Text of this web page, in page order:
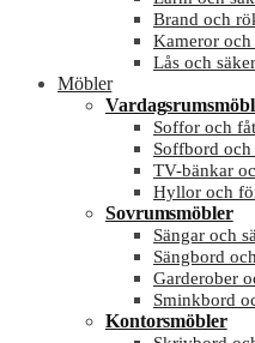
Brand och
Kameror
Lås och
Möbler
Soffor och
Soffbord
TV-bänkar
Hyllor och
Sovrumsmöbler
Sängar och
Sängbord
Garderober
Sminkbord
Kontorsmöbler